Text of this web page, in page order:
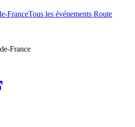
FranceTous les événements Route
France